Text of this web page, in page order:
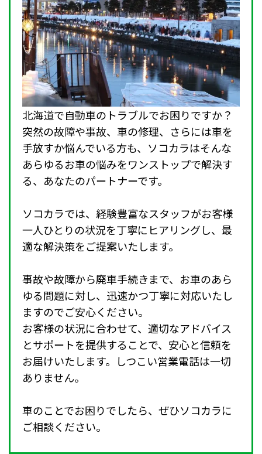
北海道で自動車のトラブルでお困りですか？
突然の故障や事故、車の修理、さらには車を
手放すか悩んでいる方も、ソコカラはそんな
あらゆるお車の悩みをワンストップで解決す
る、あなたのパートナーです。
ソコカラでは、経験豊富なスタッフがお客様
一人ひとりの状況を丁寧にヒアリングし、最
適な解決策をご提案いたします。
事故や故障から廃車手続きまで、お車のあら
ゆる問題に対し、迅速かつ丁寧に対応いたし
ますのでご安心ください。
お客様の状況に合わせて、適切なアドバイス
とサポートを提供することで、安心と信頼を
お届けいたします。しつこい営業電話は一切
ありません。
車のことでお困りでしたら、ぜひソコカラに
ご相談ください。